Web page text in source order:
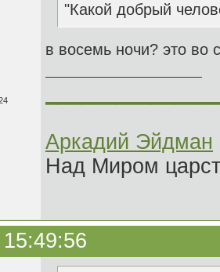
"Какой добрый
в восемь ночи? это во
Аркадий Эйдман
Над Миром